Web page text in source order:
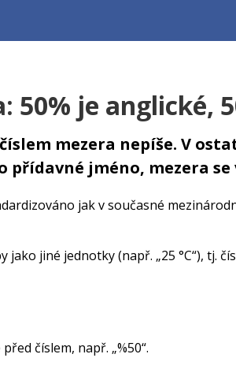
je anglické,
mezera nepíše. V
přídavné jméno, mezera se
jak v současné
jiné jednotky (např. „25 °C“), tj.
číslem, např. „%50“.